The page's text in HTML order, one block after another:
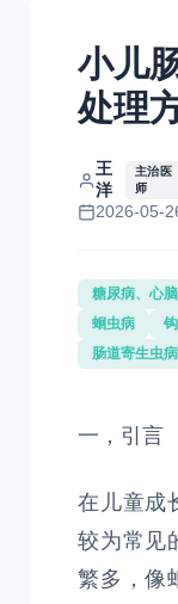
小儿
处理
王
洋
主治医
师
2026-05-
糖尿病、心
蛔虫病
肠道寄生虫病
一，引言
在儿童成
较为常见
繁多，像